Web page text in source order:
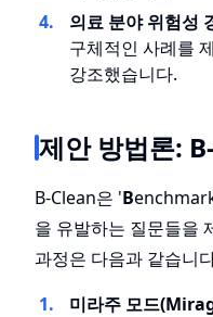
의료 분야 위험성
구체적인 사례를
강조했습니다.
제안 방법론:
B-Clean은 'B
을 유발하는 질문들을
과정은 다음과 같습니
미라주 모드